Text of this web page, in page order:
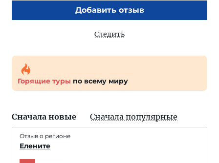
Добавить отзыв
Следить
Горящие туры по всему миру
Сначала новые Сначала популярные
Отзыв о регионе
Елените